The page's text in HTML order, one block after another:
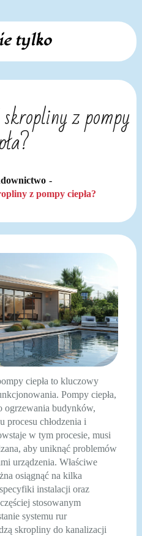
tylko
z pompy
z pompy ciepła?
ciepła to kluczowy
Pompy ciepła,
ogrzewania budynków,
chłodzenia i
w tym procesie, musi
aby uniknąć problemów
urządzenia. Właściwe
osiągnąć na kilka
instalacji oraz
stosowanym
systemu rur
skropliny do kanalizacji